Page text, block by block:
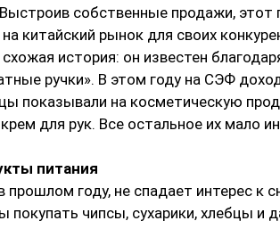
собственные продажи, этот
китайский рынок для своих
история: он известен
ручки». В этом году на СЭФ
показывали на косметическую
для рук. Все остальное их мало
питания
прошлом году, не спадает интерес к
покупать чипсы, сухарики, хлебцы и